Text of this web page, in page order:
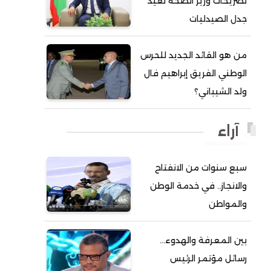
أحمد ولد آبه
أحمد ولد الديه
أحمد ولد السالك
أحمد ولد باهيه
أحمد ولد داداه
أحمد ولد علال
أحمد ولد محمد ديدي
أحمد ولد يحيى
جدل الصيدليات
من هو القائد الجديد للحرس
الوطني الفريق إبراهيم فال
ولد الشيباني؟
آراء
سبع سنوات من الانفتاح
والانجاز.. في خدمة الوطن
والمواطن
بين المعرفة والهدوء…
رسائل مؤتمر الرئيس